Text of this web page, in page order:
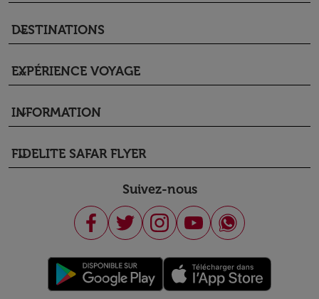
DESTINATIONS
keyboard_arrow_down
EXPÉRIENCE VOYAGE
keyboard_arrow_down
INFORMATION
keyboard_arrow_down
FIDELITE SAFAR FLYER
keyboard_arrow_down
Suivez-nous